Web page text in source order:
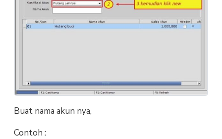
Buat nama akun nya,
Contoh :